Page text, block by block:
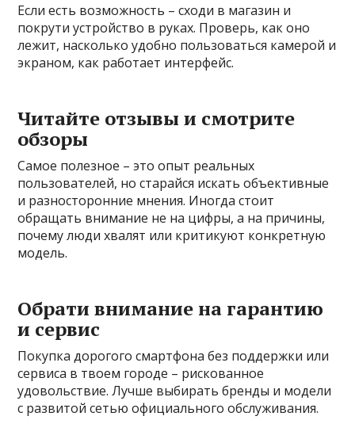
Если есть возможность – сходи в магазин и
покрути устройство в руках. Проверь, как оно
лежит, насколько удобно пользоваться камерой и
экраном, как работает интерфейс.
Читайте отзывы и смотрите
обзоры
Самое полезное – это опыт реальных
пользователей, но старайся искать объективные
и разносторонние мнения. Иногда стоит
обращать внимание не на цифры, а на причины,
почему люди хвалят или критикуют конкретную
модель.
Обрати внимание на гарантию
и сервис
Покупка дорогого смартфона без поддержки или
сервиса в твоем городе – рискованное
удовольствие. Лучше выбирать бренды и модели
с развитой сетью официального обслуживания.